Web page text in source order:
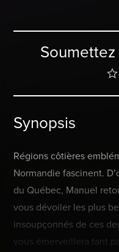
Synopsis
Régions côtières
Normandie fascinent.
du Québec, Manuel
vous dévoiler les plus
insoupçonnés de ces
vous émerveillera tant